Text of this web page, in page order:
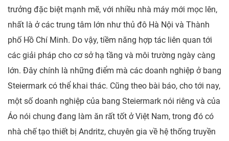
trưởng đặc biệt mạnh mẽ, với nhiều nhà máy mới mọc lên,
nhất là ở các trung tâm lớn như thủ đô Hà Nội và Thành
phố Hồ Chí Minh. Do vậy, tiềm năng hợp tác liên quan tới
các giải pháp cho cơ sở hạ tầng và môi trường ngày càng
lớn. Đây chính là những điểm mà các doanh nghiệp ở bang
Steiermark có thể khai thác. Cũng theo bài báo, cho tới nay,
một số doanh nghiệp của bang Steiermark nói riêng và của
Áo nói chung đang làm ăn rất tốt ở Việt Nam, trong đó có
nhà chế tạo thiết bị Andritz, chuyên gia về hệ thống truyền